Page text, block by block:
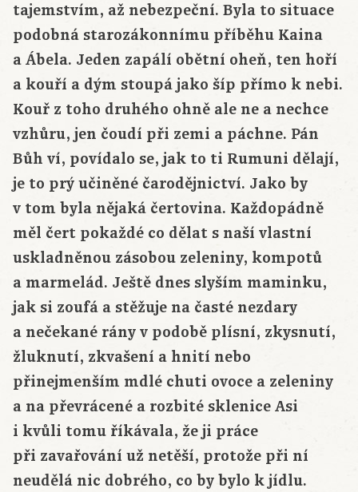
tajemstvím, až nebezpeční. Byla to situace
podobná starozákonnímu příběhu Kaina
a Ábela. Jeden zapálí obětní oheň, ten hoří
a kouří a dým stoupá jako šíp přímo k nebi.
Kouř z toho druhého ohně ale ne a nechce
vzhůru, jen čoudí při zemi a páchne. Pán
Bůh ví, povídalo se, jak to ti Rumuni dělají,
je to prý učiněné čarodějnictví. Jako by
v tom byla nějaká čertovina. Každopádně
měl čert pokaždé co dělat s naší vlastní
uskladněnou zásobou zeleniny, kompotů
a marmelád. Ještě dnes slyším maminku,
jak si zoufá a stěžuje na časté nezdary
a nečekané rány v podobě plísní, zkysnutí,
žluknutí, zkvašení a hnití nebo
přinejmenším mdlé chuti ovoce a zeleniny
a na převrácené a rozbité sklenice Asi
i kvůli tomu říkávala, že ji práce
při zavařování už netěší, protože při ní
neudělá nic dobrého, co by bylo k jídlu.